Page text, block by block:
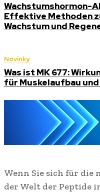
Wachstumshormon-
Effektive Methoden
Wachstum und
Novinky
Was ist MK 677:
für Muskelaufbau
Wenn Sie sich für die
der Welt der Peptide